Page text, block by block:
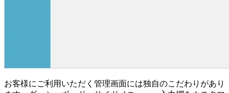
お客様にご利用いただく管理画面には独自のこだわりがあり